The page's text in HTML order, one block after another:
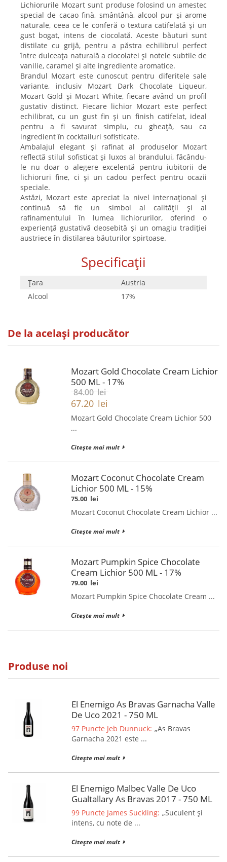
Lichiorurile Mozart sunt produse folosind un amestec
special de cacao fină, smântână, alcool pur și arome
naturale, ceea ce le conferă o textura catifelată și un
gust bogat, intens de ciocolată. Aceste băuturi sunt
distilate cu grijă, pentru a păstra echilibrul perfect
între dulceața naturală a ciocolatei și notele subtile de
vanilie, caramel și alte ingrediente aromatice.
Brandul Mozart este cunoscut pentru diferitele sale
variante, inclusiv Mozart Dark Chocolate Liqueur,
Mozart Gold și Mozart White, fiecare având un profil
gustativ distinct. Fiecare lichior Mozart este perfect
echilibrat, cu un gust fin și un finish catifelat, ideal
pentru a fi savurat simplu, cu gheață, sau ca
ingredient în cocktailuri sofisticate.
Ambalajul elegant și rafinat al produselor Mozart
reflectă stilul sofisticat și luxos al brandului, făcându-
le nu doar o alegere excelentă pentru iubitorii de
lichioruri fine, ci și un cadou perfect pentru ocazii
speciale.
Astăzi, Mozart este apreciat la nivel internațional și
continuă să fie un simbol al calității și al
rafinamentului în lumea lichiorurilor, oferind o
experiență gustativă deosebită și un omagiu tradiției
austriece în distilarea băuturilor spirtoase.
Specificații
Țara
Austria
Alcool
17%
De la același producător
Mozart Gold Chocolate Cream Lichior
500 ML - 17%
84.00lei
67.20 lei
Mozart Gold Chocolate Cream Lichior 500
...
Citește mai mult
Mozart Coconut Chocolate Cream
Lichior 500 ML - 15%
75.00 lei
Mozart Coconut Chocolate Cream Lichior ...
Citește mai mult
Mozart Pumpkin Spice Chocolate
Cream Lichior 500 ML - 17%
79.00 lei
Mozart Pumpkin Spice Chocolate Cream ...
Citește mai mult
Produse noi
El Enemigo As Bravas Garnacha Valle
De Uco 2021 - 750 ML
97 Puncte Jeb Dunnuck: „As Bravas
Garnacha 2021 este ...
Citește mai mult
El Enemigo Malbec Valle De Uco
Gualtallary As Bravas 2017 - 750 ML
99 Puncte James Suckling: „Suculent și
intens, cu note de ...
Citește mai mult